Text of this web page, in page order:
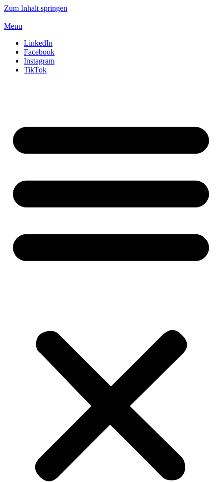
Zum Inhalt springen
Menu
LinkedIn
Facebook
Instagram
TikTok